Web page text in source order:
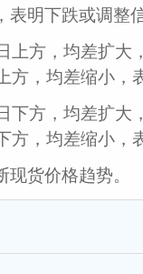
表明下跌或调整
上方，均差扩大
方，均差缩小，
下方，均差扩大
方，均差缩小，
货价格趋势。